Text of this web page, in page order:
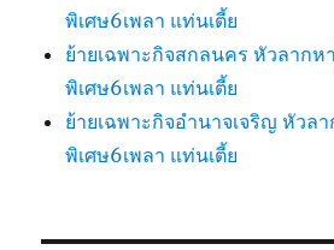
พิเศษ6เพลา แท่นเตี้ย
ย้ายเฉพาะกิจสกลนคร หัวลากห
พิเศษ6เพลา แท่นเตี้ย
ย้ายเฉพาะกิจอำนาจเจริญ หัวล
พิเศษ6เพลา แท่นเตี้ย